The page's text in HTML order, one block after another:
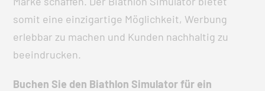
somit eine einzigartige Möglichkeit, Werbung
erlebbar zu machen und Kunden nachhaltig zu
beeindrucken.
Buchen Sie den Biathlon Simulator für ein